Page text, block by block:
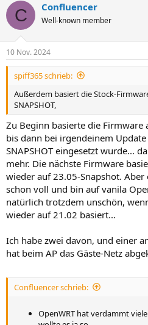
funktionieren würde. Hier werde ich
bis es gefixed wurde... oder bis ich
und vanila OpenWRT draufziehe.
scheinen gerne Kinderkrankheiten
ausgemerzt werden.
Die Konfiguration in Luci ist so
konfigurieren. Das muss man echt
k
i
e
n
C Confluencer
Well-known member
10 Nov. 2024
spiff365 schrieb:
Außerdem basiert die Stock-
SNAPSHOT,
Zu Beginn basierte die Firmware
bis dann bei irgendeinem
SNAPSHOT eingesetzt wurde...
mehr. Die nächste Firmware
wieder auf 23.05-Snapshot. Aber
schon voll und bin auf vanila
natürlich trotzdem unschön,
wieder auf 21.02 basiert...
Ich habe zwei davon, und einer
hat beim AP das Gäste-Netz
Confluencer schrieb:
OpenWRT hat verdammt